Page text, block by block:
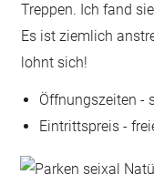
Treppen. Ich fand
Es ist ziemlich
lohnt sich!
Öffnungszeiten -
Eintrittspreis -